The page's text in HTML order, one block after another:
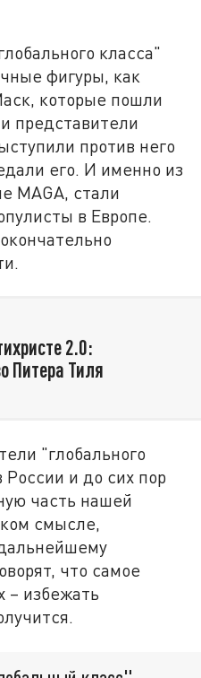
класса"
фигуры, как
которые пошли
представители
против него
его. И именно из
MAGA, стали
в Европе.
2.0:
Питера Тиля
"глобального
России и до сих пор
часть нашей
смысле,
что самое
– избежать